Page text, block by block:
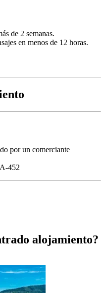
de 2 semanas.
en menos de 12 horas.
por un comerciante
452
alojamiento?